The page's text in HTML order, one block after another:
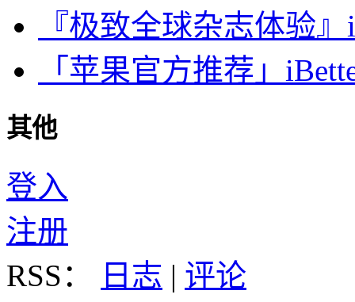
『极致全球杂志体验
「苹果官方推荐」
其他
登入
注册
RSS：
日志 | 评论